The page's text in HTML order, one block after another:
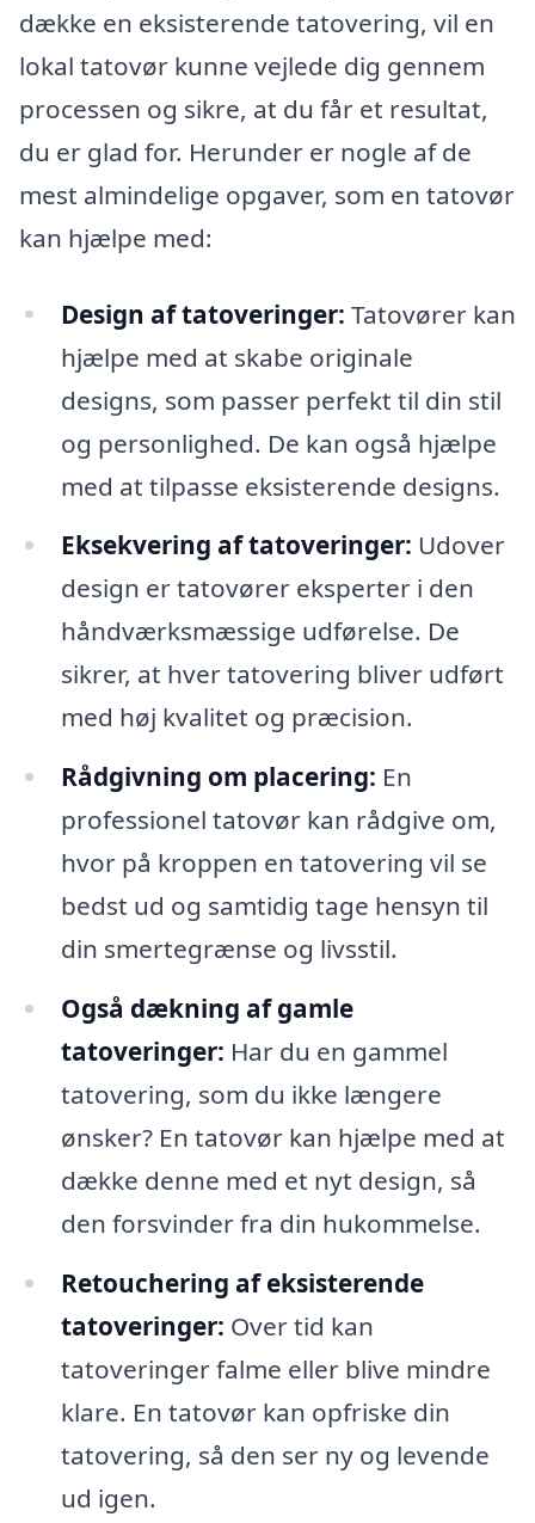
dække en eksisterende tatovering, vil en
lokal tatovør kunne vejlede dig gennem
processen og sikre, at du får et resultat,
du er glad for. Herunder er nogle af de
mest almindelige opgaver, som en tatovør
kan hjælpe med:
Design af tatoveringer: Tatovører kan
hjælpe med at skabe originale
designs, som passer perfekt til din stil
og personlighed. De kan også hjælpe
med at tilpasse eksisterende designs.
Eksekvering af tatoveringer: Udover
design er tatovører eksperter i den
håndværksmæssige udførelse. De
sikrer, at hver tatovering bliver udført
med høj kvalitet og præcision.
Rådgivning om placering: En
professionel tatovør kan rådgive om,
hvor på kroppen en tatovering vil se
bedst ud og samtidig tage hensyn til
din smertegrænse og livsstil.
Også dækning af gamle
tatoveringer: Har du en gammel
tatovering, som du ikke længere
ønsker? En tatovør kan hjælpe med at
dække denne med et nyt design, så
den forsvinder fra din hukommelse.
Retouchering af eksisterende
tatoveringer: Over tid kan
tatoveringer falme eller blive mindre
klare. En tatovør kan opfriske din
tatovering, så den ser ny og levende
ud igen.